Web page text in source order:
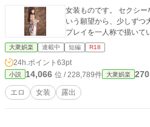
女装ものです。 セクシ
いう願望から、少しずつ
プレイを一人称で描いて
大衆娯楽 連載中 短編 R18
24h.ポイント 63pt
小説 14,066 位 / 228,789件 大衆娯楽 270
エロ 女装 露出